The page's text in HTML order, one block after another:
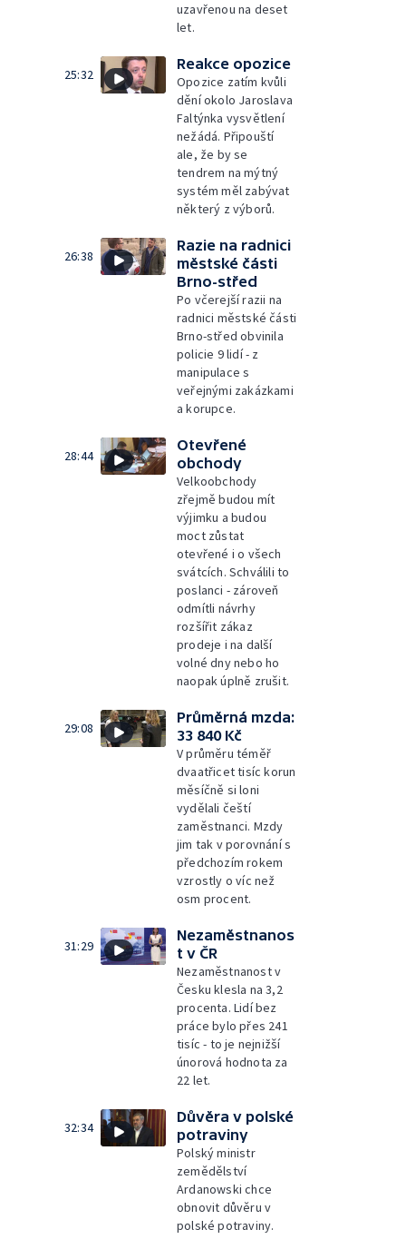
uzavřenou na deset
let.
25:32
Reakce opozice
Opozice zatím kvůli
dění okolo Jaroslava
Faltýnka vysvětlení
nežádá. Připouští
ale, že by se
tendrem na mýtný
systém měl zabývat
některý z výborů.
26:38
Razie na radnici
městské části
Brno-střed
Po včerejší razii na
radnici městské části
Brno-střed obvinila
policie 9 lidí - z
manipulace s
veřejnými zakázkami
a korupce.
28:44
Otevřené
obchody
Velkoobchody
zřejmě budou mít
výjimku a budou
moct zůstat
otevřené i o všech
svátcích. Schválili to
poslanci - zároveň
odmítli návrhy
rozšířit zákaz
prodeje i na další
volné dny nebo ho
naopak úplně zrušit.
29:08
Průměrná mzda:
33 840 Kč
V průměru téměř
dvaatřicet tisíc korun
měsíčně si loni
vydělali čeští
zaměstnanci. Mzdy
jim tak v porovnání s
předchozím rokem
vzrostly o víc než
osm procent.
31:29
Nezaměstnanos
t v ČR
Nezaměstnanost v
Česku klesla na 3,2
procenta. Lidí bez
práce bylo přes 241
tisíc - to je nejnižší
únorová hodnota za
22 let.
32:34
Důvěra v polské
potraviny
Polský ministr
zemědělství
Ardanowski chce
obnovit důvěru v
polské potraviny.